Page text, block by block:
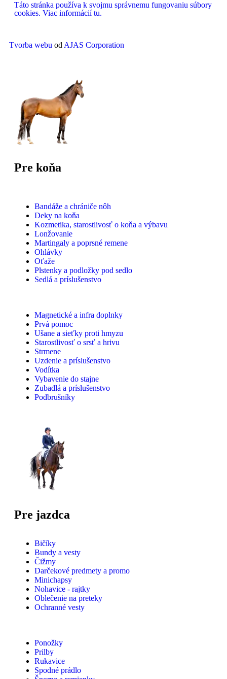
Táto stránka používa k svojmu správnemu fungovaniu súbory
cookies. Viac informácií tu.
Tvorba webu od AJAS Corporation
Pre koňa
Bandáže a chrániče nôh
Deky na koňa
Kozmetika, starostlivosť o koňa a výbavu
Lonžovanie
Martingaly a poprsné remene
Ohlávky
Oťaže
Plstenky a podložky pod sedlo
Sedlá a príslušenstvo
Magnetické a infra doplnky
Prvá pomoc
Ušane a sieťky proti hmyzu
Starostlivosť o srsť a hrivu
Strmene
Uzdenie a príslušenstvo
Vodítka
Vybavenie do stajne
Zubadlá a príslušenstvo
Podbrušníky
Pre jazdca
Bičíky
Bundy a vesty
Čižmy
Darčekové predmety a promo
Minichapsy
Nohavice - rajtky
Oblečenie na preteky
Ochranné vesty
Ponožky
Prilby
Rukavice
Spodné prádlo